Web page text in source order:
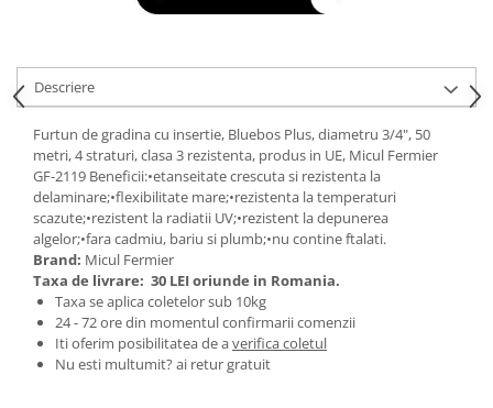
Tractoraș de tuns gazonul
Incubatoare, oparitoare si
deplumatoare
Aparate de tuns animale
Piese si accesorii aparate de tuns
animale
Tarcuri animale
Semanatori
Masini batut stalpi si accesorii
Roabe & accesorii
Casute gradina si cutii depozitare
Descriere
Furtun de gradina cu insertie, Bluebos Plus, diametru 3/4", 50
metri, 4 straturi, clasa 3 rezistenta, produs in UE, Micul Fermier
GF-2119 Beneficii:•etanseitate crescuta si rezistenta la
delaminare;•flexibilitate mare;•rezistenta la temperaturi
scazute;•rezistent la radiatii UV;•rezistent la depunerea
algelor;•fara cadmiu, bariu si plumb;•nu contine ftalati.
Brand: Micul Fermier
Taxa de livrare: 30 LEI oriunde in Romania.
Taxa se aplica coletelor sub 10kg
24 - 72 ore din momentul confirmarii comenzii
Iti oferim posibilitatea de averifica coletul
Nu esti multumit? ai retur gratuit